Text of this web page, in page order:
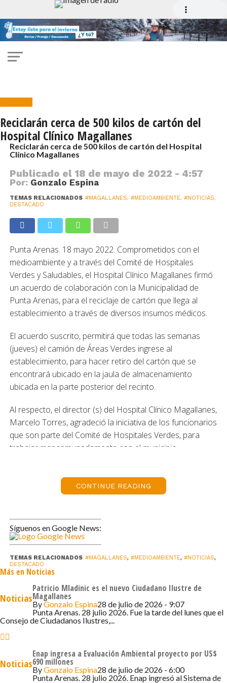
Noticias
Reciclarán cerca de 500 kilos de cartón del
Hospital Clínico Magallanes
Reciclarán cerca de 500 kilos de cartón del Hospital
Clínico Magallanes
Publicado el 18 de mayo de 2022 - 4:57
Por: Gonzalo Espina
TEMAS RELACIONADOS #MAGALLANES, #MEDIOAMBIENTE, #NOTICIAS,
DESTACADO
Punta Arenas. 18 mayo 2022. Comprometidos con el
medioambiente y a través del Comité de Hospitales
Verdes y Saludables, el Hospital Clínico Magallanes firmó
un acuerdo de colaboración con la Municipalidad de
Punta Arenas, para el reciclaje de cartón que llega al
establecimiento a través de diversos insumos médicos.
El acuerdo suscrito, permitirá que todas las semanas
(jueves) el camión de Áreas Verdes ingrese al
establecimiento, para hacer retiro del cartón que se
encontrará ubicado en la jaula de almacenamiento
ubicada en la parte posterior del recinto.
Al respecto, el director (s) del Hospital Clínico Magallanes,
Marcelo Torres, agradeció la iniciativa de los funcionarios
que son parte del Comité de Hospitales Verdes, para
trabajar mancomunadamente con el municipio.
reciclamos es muy alta, debido a la cantidad de insumos
que nos llegan desde el norte ya que todo viene en pallet
parte posterior de nuestro hospital, y una vez a la
semana se retira a través de Áreas Verdes”, destacó la
autoridad hospitalaria.
El comité de Hospitales Verdes y Saludables, está
conformado por siete funcionarios que se encargan de
coordinar y planificar todas las acciones del Hospital, en
torno al cuidado del medioambiente.
7.500 metros cúbicos de cartón, trabajando en conjunto
con productores de la ciudad.
CONTINUE READING
Síguenos en Google News:
TEMAS RELACIONADOS #MAGALLANES, #MEDIOAMBIENTE, #NOTICIAS,
DESTACADO
Más en Noticias
Noticias
Patricio Mladinic es el nuevo Ciudadano Ilustre de
Magallanes
ByGonzalo Espina28 de julio de 2026 - 9:07
Punta Arenas. 28 julio 2026. Fue la tarde del lunes que el
Consejo de Ciudadanos Ilustres,...
Noticias
Enap ingresa a Evaluación Ambiental proyecto por US$
690 millones
ByGonzalo Espina28 de julio de 2026 - 6:00
Punta Arenas. 28 julio 2026. Enap ingresó al Sistema de